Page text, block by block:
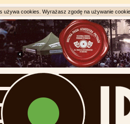
używa cookies. Wyrażasz zgodę na używanie